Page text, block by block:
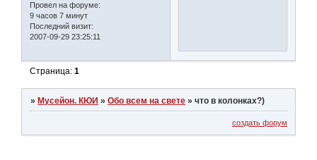
Провел на форуме:
9 часов 7 минут
Последний визит:
2007-09-29 23:25:11
Страница:1
»Мусейон. КЮИ »Обо всем на свете »что в колонках?)
создать форум